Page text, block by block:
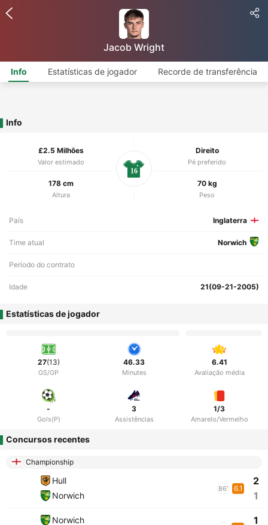
Jacob Wright
Info Estatísticas de jogador Recorde de transferência
Info
£2.5 Milhões
Valor estimado
Direito
Pé preferido
178 cm
Altura
70 kg
Peso
16
País Inglaterra
Time atual Norwich
Período do contrato
Idade 21(09-21-2005)
Estatísticas de jogador
27(13)
GS/GP
46.33
Minutes
6.41
Avaliação média
-
Gols(P)
3
Assistências
1/3
Amarelo/Vermelho
Concursos recentes
Championship
Hull
Norwich
86' 6.1
2
1
Norwich
1